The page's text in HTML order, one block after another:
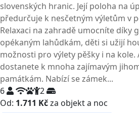
slovenských hranic. Její poloha na
předurčuje k nesčetným výletům v
Relaxaci na zahradě umocníte díky
opékaným lahůdkám, děti si užijí
možnosti pro výlety pěšky i na
dostanete k mnoha zajímavým
památkám. Nabízí se zámek...
6
2
Od: 1.711 Kčza objekt a noc